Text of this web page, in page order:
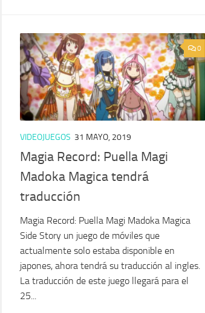
0
VIDEOJUEGOS 31 MAYO, 2019
Magia Record: Puella Magi
Madoka Magica tendrá
traducción
Magia Record: Puella Magi Madoka Magica
Side Story un juego de móviles que
actualmente solo estaba disponible en
japones, ahora tendrá su traducción al ingles.
La traducción de este juego llegará para el
25...